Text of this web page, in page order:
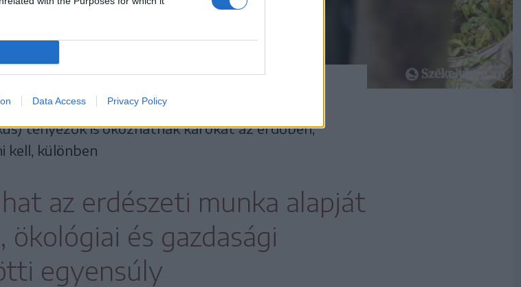
Data Access Privacy Policy
tényezők is okozhatnak károkat az erdőben,
kell, különben
az erdészeti munka alapját
és gazdasági
egyensúly